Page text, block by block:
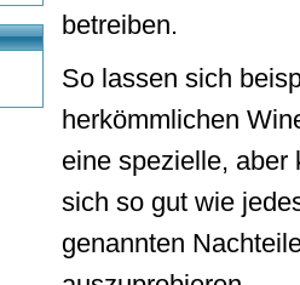
betreiben.
So lassen sich
herkömmlichen
eine spezielle, aber
sich so gut wie
genannten